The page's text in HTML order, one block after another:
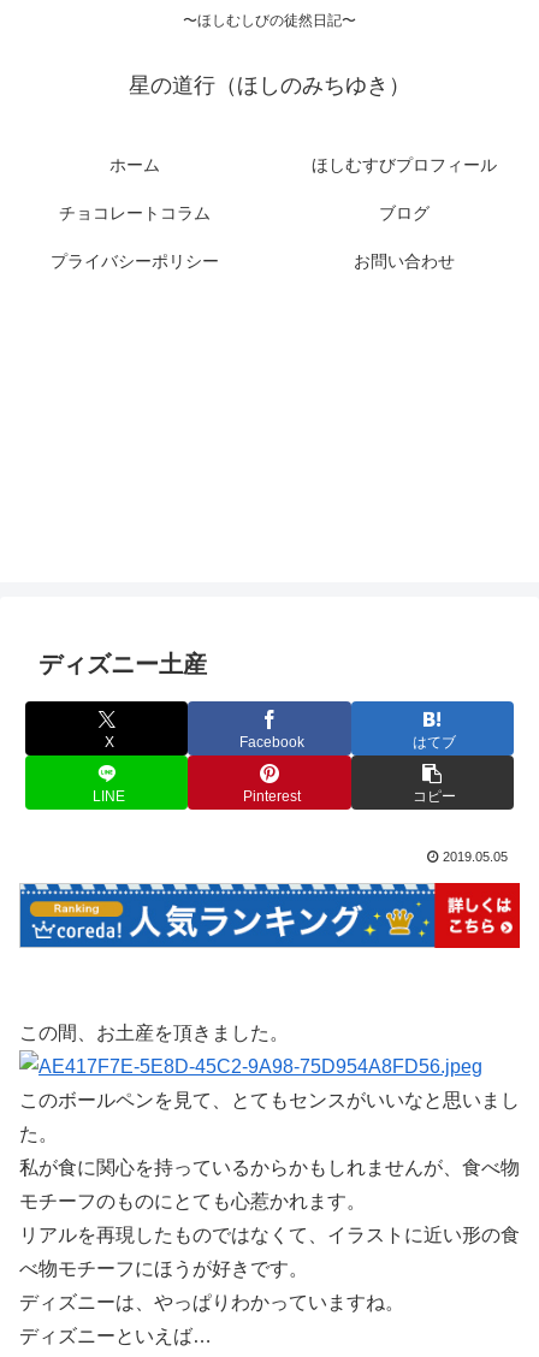
〜ほしむしびの徒然日記〜
星の道行（ほしのみちゆき）
ホーム ほしむすびプロフィール
チョコレートコラム ブログ
プライバシーポリシー お問い合わせ
ディズニー土産
X Facebook はてブ
LINE Pinterest コピー
2019.05.05
この間、お土産を頂きました。
このボールペンを見て、とてもセンスがいいなと思いまし
た。
私が食に関心を持っているからかもしれませんが、食べ物
モチーフのものにとても心惹かれます。
リアルを再現したものではなくて、イラストに近い形の食
べ物モチーフにほうが好きです。
ディズニーは、やっぱりわかっていますね。
ディズニーといえば…